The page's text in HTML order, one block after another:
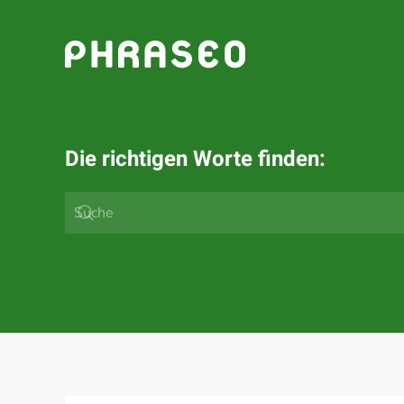
Zum Hauptinhalt springen
Die richtigen Worte finden: